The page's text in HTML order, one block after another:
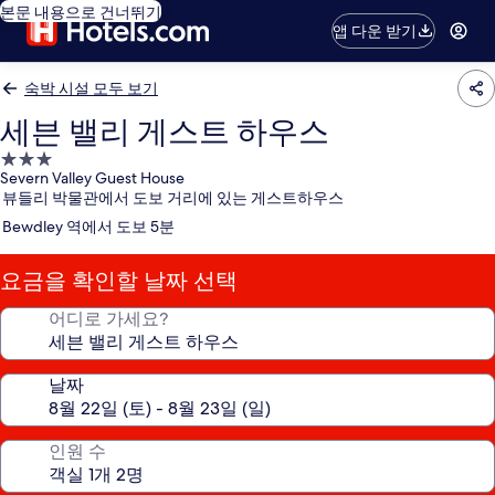
본문 내용으로 건너뛰기
앱 다운 받기
숙박 시설 모두 보기
세븐 밸리 게스트 하우스
3.0
성
급
숙
박
시
설
Severn Valley Guest House
뷰들리 박물관에서 도보 거리에 있는 게스트하우스
Bewdley 역에서 도보 5분
요금을 확인할 날짜 선택
어디로 가세요?
날짜
인원 수